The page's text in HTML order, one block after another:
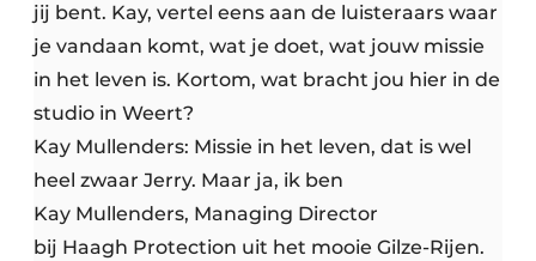
jij bent. Kay, vertel eens aan de luisteraars waar
je vandaan komt, wat je doet, wat jouw missie
in het leven is. Kortom, wat bracht jou hier in de
studio in Weert?
Kay Mullenders: Missie in het leven, dat is wel
heel zwaar Jerry. Maar ja, ik ben
Kay Mullenders, Managing Director
bij Haagh Protection uit het mooie Gilze-Rijen.